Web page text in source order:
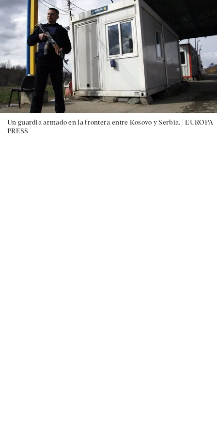
Un guardia armado en la frontera entre Kosovo y Serbia. |EUROPA
PRESS